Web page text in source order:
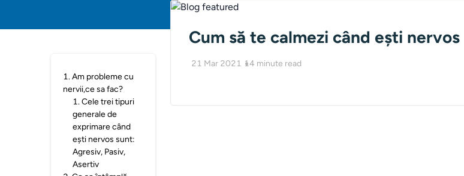
1.Am probleme cu
nervii,ce sa fac?
1.Cele trei tipuri
generale de
exprimare când
ești nervos sunt:
Agresiv, Pasiv,
Asertiv
Cum să te calmezi când ești nervos
21 Mar 2021 14 minute read